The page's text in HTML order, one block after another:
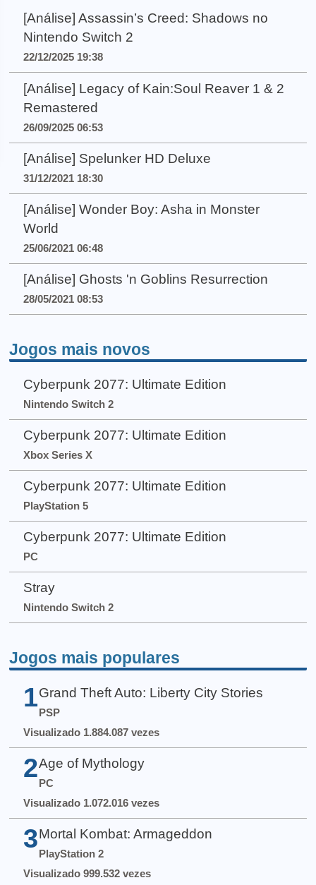
[Análise] Assassin’s Creed: Shadows no
Nintendo Switch 2
22/12/2025 19:38
[Análise] Legacy of Kain:Soul Reaver 1 & 2
Remastered
26/09/2025 06:53
[Análise] Spelunker HD Deluxe
31/12/2021 18:30
[Análise] Wonder Boy: Asha in Monster
World
25/06/2021 06:48
[Análise] Ghosts 'n Goblins Resurrection
28/05/2021 08:53
Jogos mais novos
Cyberpunk 2077: Ultimate Edition
Nintendo Switch 2
Cyberpunk 2077: Ultimate Edition
Xbox Series X
Cyberpunk 2077: Ultimate Edition
PlayStation 5
Cyberpunk 2077: Ultimate Edition
PC
Stray
Nintendo Switch 2
Jogos mais populares
1 Grand Theft Auto: Liberty City Stories
PSP
Visualizado 1.884.087 vezes
2 Age of Mythology
PC
Visualizado 1.072.016 vezes
3 Mortal Kombat: Armageddon
PlayStation 2
Visualizado 999.532 vezes